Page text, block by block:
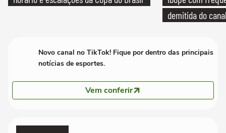
demitida do
Novo canal no TikTok! Fique por dentro das principais
notícias de esportes.
Vem conferir